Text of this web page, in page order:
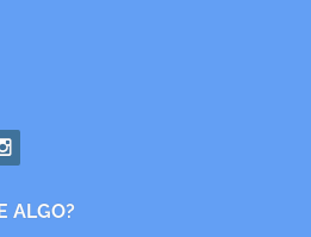
ALGO?